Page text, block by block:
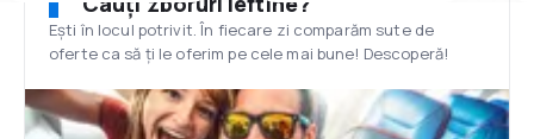
Ești în locul potrivit. În fiecare zi comparăm sute de
oferte ca să ți le oferim pe cele mai bune! Descoperă!